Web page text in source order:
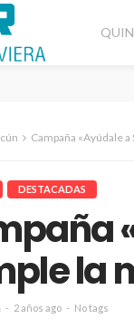
Campaña «Ayúdale
DESTACADAS
la
2 años ago No tags